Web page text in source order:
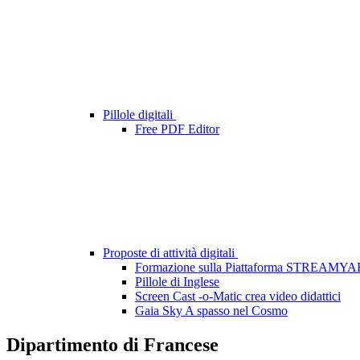
Pillole digitali
Free PDF Editor
Proposte di attività digitali
Formazione sulla Piattaforma
Pillole di Inglese
Screen Cast -o-Matic crea video didattici
Gaia Sky A spasso nel Cosmo
Dipartimento di Francese